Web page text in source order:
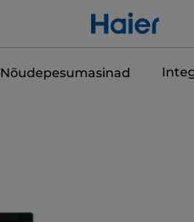
Nõudepesumasinad